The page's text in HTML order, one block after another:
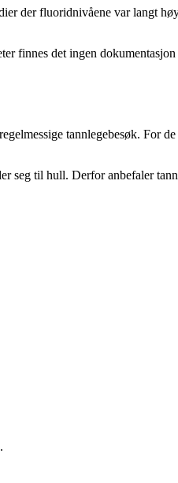
der fluoridnivåene var langt
det ingen
tannlegebesøk. For
til hull. Derfor anbefaler